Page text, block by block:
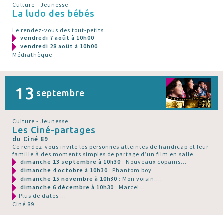
Culture - Jeunesse
La ludo des bébés
Le rendez-vous des tout-petits
vendredi 7 août à 10h00
vendredi 28 août à 10h00
Médiathèque
13 septembre
Culture - Jeunesse
Les Ciné-partages
du Ciné 89
Ce rendez-vous invite les personnes atteintes de handicap et leur
famille à des moments simples de partage d’un film en salle.
dimanche 13 septembre à 10h30 : Nouveaux copains...
dimanche 4 octobre à 10h30 : Phantom boy
dimanche 15 novembre à 10h30 : Mon voisin....
dimanche 6 décembre à 10h30 : Marcel....
Plus de dates ...
Ciné 89